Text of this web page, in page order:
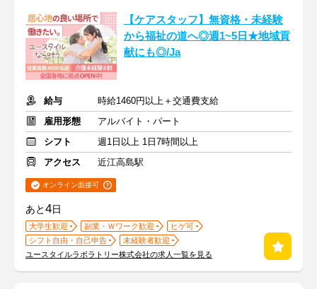
【ケアスタッフ】無資格・未経験
から福祉の道へ◎週1~5日★地域貢
献にも◎/Ja
給与
時給1460円以上＋交通費支給
雇用形態
アルバイト・パート
シフト
週1日以上 1日7時間以上
アクセス
近江高島駅
オンライン面接可
あと4日
大学生歓迎 副業・Ｗワーク歓迎
ヒゲ可
シフト自由・自己申告
未経験者歓迎
ユースタイルラボラトリー株式会社の求人一覧を見る